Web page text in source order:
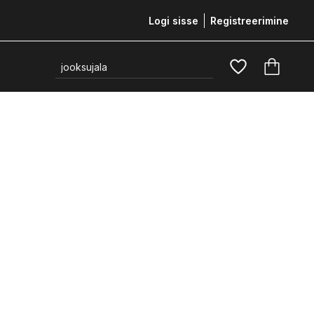
Logi sisse Registreerimine